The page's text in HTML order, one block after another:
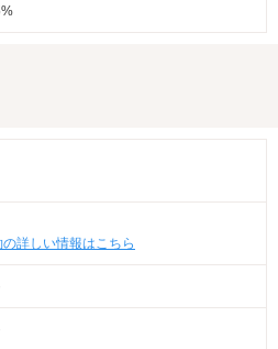
詳しい情報はこちら